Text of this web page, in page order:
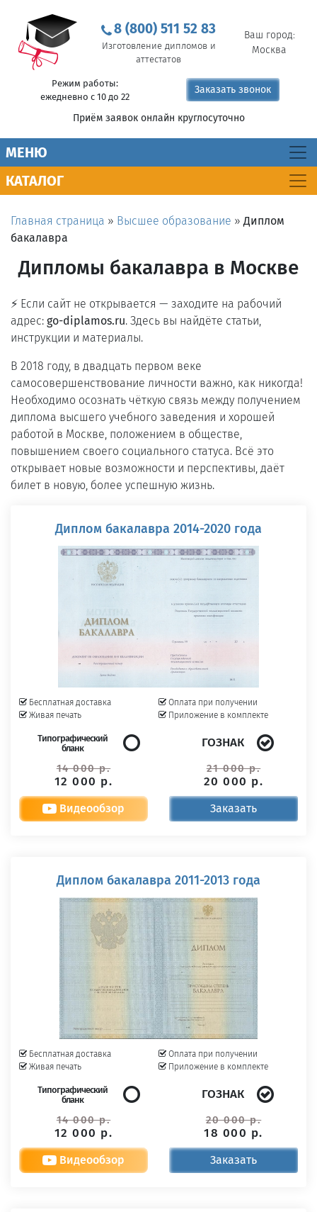
8 (800) 511 52 83
Изготовление дипломов и
аттестатов
Ваш город:
Москва
Режим работы:
ежедневно с 10 до 22
Заказать звонок
Приём заявок онлайн круглосуточно
MEНЮ
КАТАЛОГ
Главная страница » Высшее образование »Диплом
бакалавра
Дипломы бакалавра в Москве
⚡ Если сайт не открывается — заходите на рабочий
адрес: go-diplamos.ru. Здесь вы найдёте статьи,
инструкции и материалы.
В 2018 году, в двадцать первом веке
самосовершенствование личности важно, как никогда!
Необходимо осознать чёткую связь между получением
диплома высшего учебного заведения и хорошей
работой в Москве, положением в обществе,
повышением своего социального статуса. Всё это
открывает новые возможности и перспективы, даёт
билет в новую, более успешную жизнь.
Диплом бакалавра 2014-2020 года
Бесплатная доставка
Живая печать
Оплата при получении
Приложение в комплекте
Типографический
бланк
14 000 р.
12 000 р.
ГОЗНАК
21 000 р.
20 000 р.
Видеообзор Заказать
Диплом бакалавра 2011-2013 года
Бесплатная доставка
Живая печать
Оплата при получении
Приложение в комплекте
Типографический
бланк
14 000 р.
12 000 р.
ГОЗНАК
20 000 р.
18 000 р.
Видеообзор Заказать